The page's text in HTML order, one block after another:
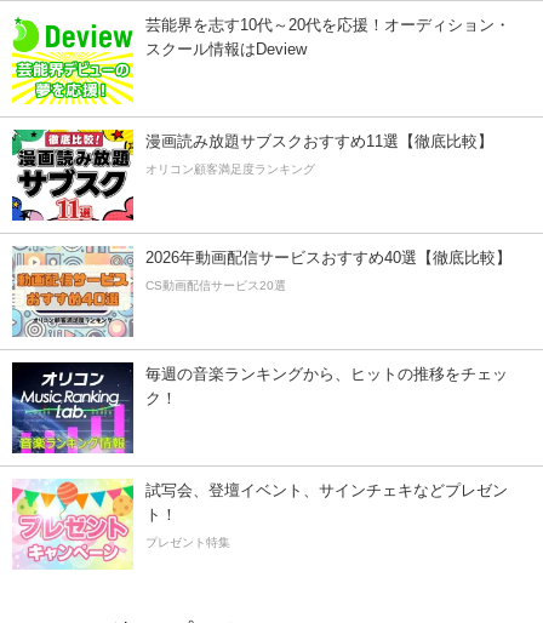
芸能界を志す10代～20代を応援！オーディション・
スクール情報はDeview
漫画読み放題サブスクおすすめ11選【徹底比較】
オリコン顧客満足度ランキング
2026年動画配信サービスおすすめ40選【徹底比較】
CS動画配信サービス20選
毎週の音楽ランキングから、ヒットの推移をチェッ
ク！
試写会、登壇イベント、サインチェキなどプレゼン
ト！
プレゼント特集